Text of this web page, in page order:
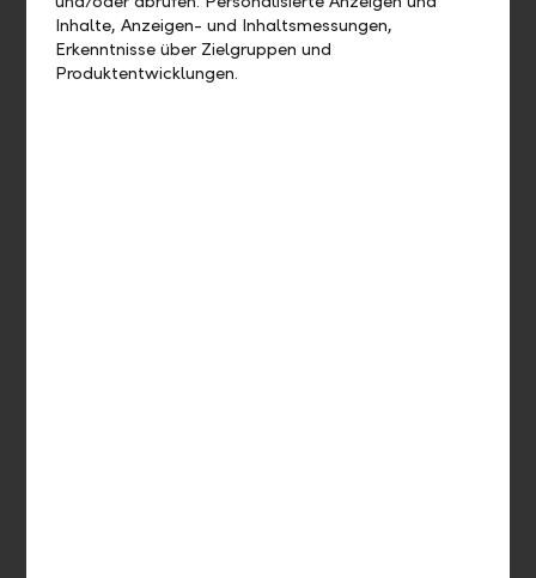
Inhalte, Anzeigen- und Inhaltsmessungen,
Erkenntnisse über Zielgruppen und
Produktentwicklungen.